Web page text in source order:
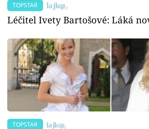
TOPSTAR
Léčitel Ivety Bartošové: Láká
TOPSTAR